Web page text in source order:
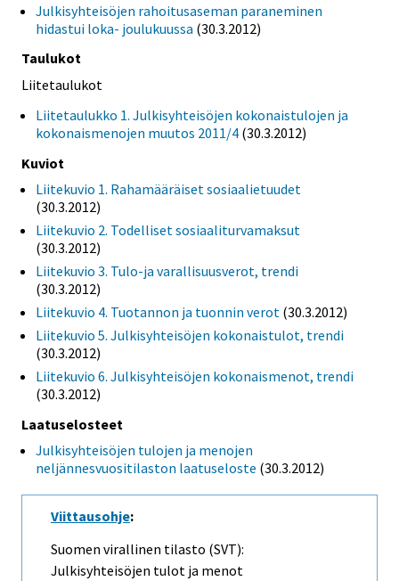
Julkisyhteisöjen rahoitusaseman paraneminen
hidastui loka- joulukuussa (30.3.2012)
Taulukot
Liitetaulukot
Liitetaulukko 1. Julkisyhteisöjen kokonaistulojen ja
kokonaismenojen muutos 2011/4 (30.3.2012)
Kuviot
Liitekuvio 1. Rahamääräiset sosiaalietuudet
(30.3.2012)
Liitekuvio 2. Todelliset sosiaaliturvamaksut
(30.3.2012)
Liitekuvio 3. Tulo-ja varallisuusverot, trendi
(30.3.2012)
Liitekuvio 4. Tuotannon ja tuonnin verot (30.3.2012)
Liitekuvio 5. Julkisyhteisöjen kokonaistulot, trendi
(30.3.2012)
Liitekuvio 6. Julkisyhteisöjen kokonaismenot, trendi
(30.3.2012)
Laatuselosteet
Julkisyhteisöjen tulojen ja menojen
neljännesvuositilaston laatuseloste (30.3.2012)
Viittausohje:
Suomen virallinen tilasto (SVT):
Julkisyhteisöjen tulot ja menot